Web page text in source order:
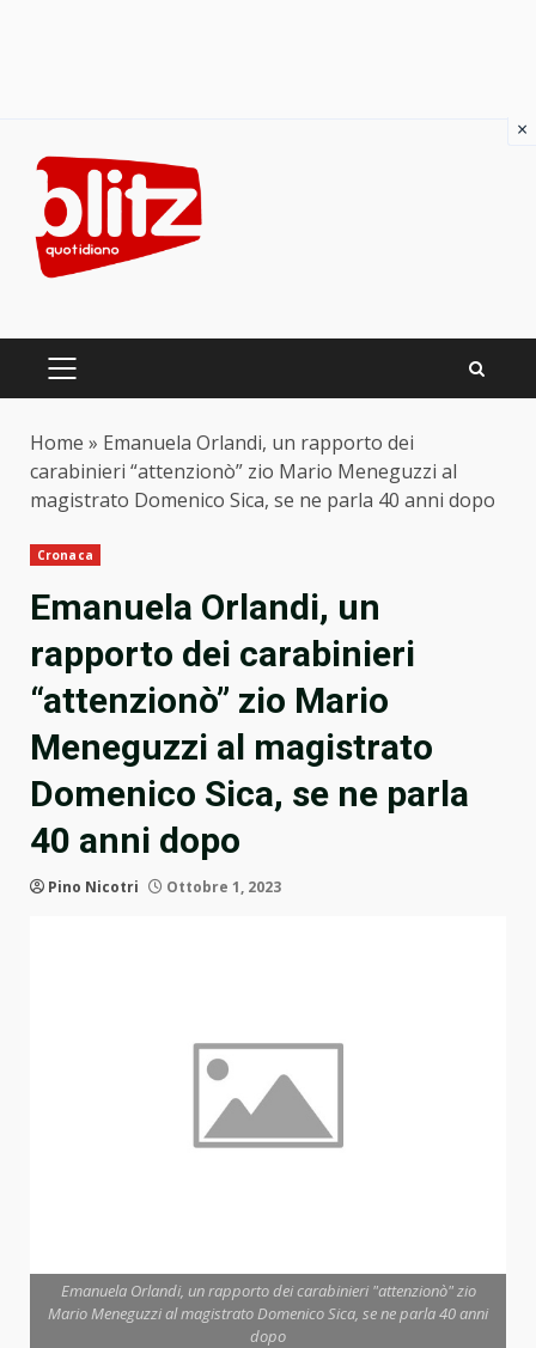
content
PRIMARY
Home » Emanuela Orlandi, un rapporto dei
carabinieri “attenzionò” zio Mario Meneguzzi al
magistrato Domenico Sica, se ne parla 40 anni dopo
Cronaca
Emanuela Orlandi, un
rapporto dei carabinieri
“attenzionò” zio Mario
Meneguzzi al magistrato
Domenico Sica, se ne parla
40 anni dopo
Pino Nicotri Ottobre 1, 2023
Emanuela Orlandi, un rapporto dei carabinieri "attenzionò" zio
Mario Meneguzzi al magistrato Domenico Sica, se ne parla 40 anni
dopo
×